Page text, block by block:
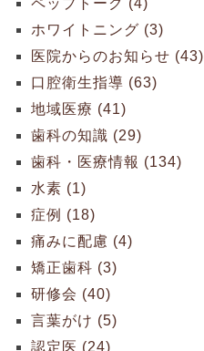
ペップトーク (4)
ホワイトニング (3)
医院からのお知らせ (43)
口腔衛生指導 (63)
地域医療 (41)
歯科の知識 (29)
歯科・医療情報 (134)
水素 (1)
症例 (18)
痛みに配慮 (4)
矯正歯科 (3)
研修会 (40)
言葉がけ (5)
認定医 (24)